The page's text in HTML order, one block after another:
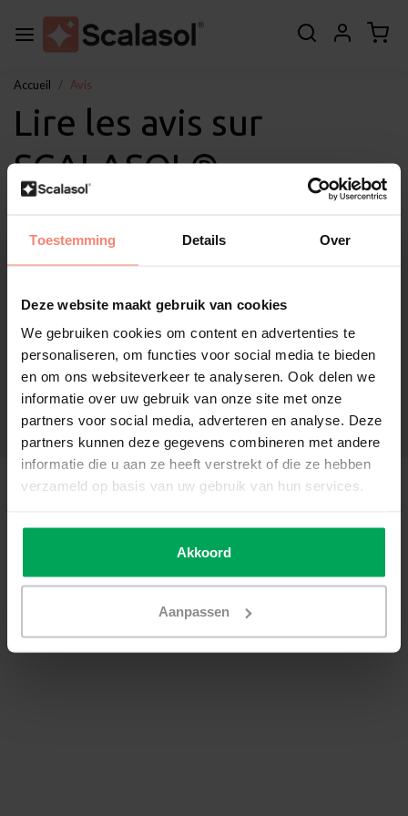
Toestemming Details Over
Deze website maakt gebruik van cookies
We gebruiken cookies om content en advertenties te
personaliseren, om functies voor social media te bieden
en om ons websiteverkeer te analyseren. Ook delen we
informatie over uw gebruik van onze site met onze
partners voor social media, adverteren en analyse. Deze
partners kunnen deze gegevens combineren met andere
informatie die u aan ze heeft verstrekt of die ze hebben
verzameld op basis van uw gebruik van hun services.
Akkoord
Aanpassen
Accueil Avis
Lire les avis sur
SCALASOL®
À propos de Scalasol®
Service
Autres
Soutien à la clientèle
Mon compte
Catégories
Coordonnées